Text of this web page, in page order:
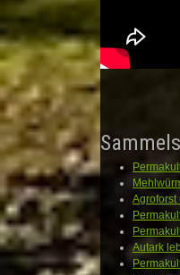
Agroforst
Autark